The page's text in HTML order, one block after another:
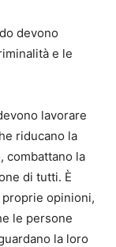
devono
e le
lavorare
riducano la
combattano la
di tutti. È
opinioni,
le persone
la loro